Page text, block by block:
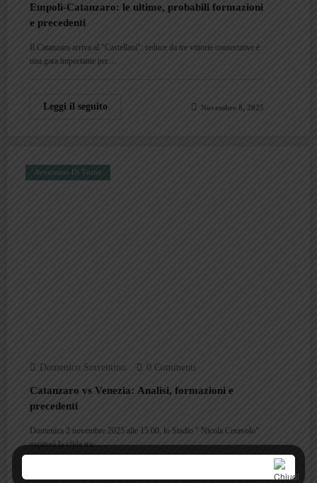
Empoli-Catanzaro: le ultime, probabili formazioni
e precedenti
Il Catanzaro arriva al "Castellani": reduce da tre vittorie consecutive è
una gara importante per…
Leggi il seguito Novembre 8, 2025
Avversario Di Turno
Domenico Sorrentino 0 Commenti
Catanzaro vs Venezia: Analisi, formazioni e
precedenti
Domenica 2 novembre 2025 alle 15.00, lo Stadio " Nicola Ceravolo"
ospiterà la sfida tra…